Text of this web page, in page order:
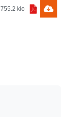
755.2 kio